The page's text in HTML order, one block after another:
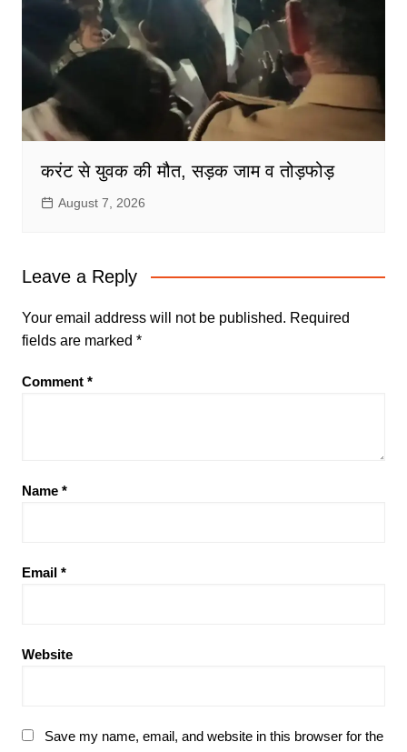
करंट से युवक की मौत, सड़क जाम व तोड़फोड़
August 7, 2026
Leave a Reply
Your email address will not be published. Required
fields are marked *
Comment *
Name *
Email *
Website
Save my name, email, and website in this browser for the